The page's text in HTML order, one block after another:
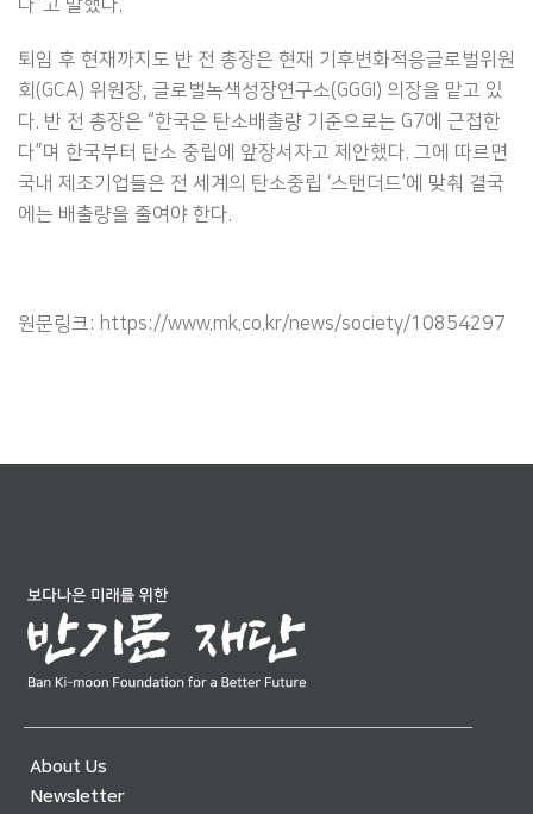
다”고 말했다.
퇴임 후 현재까지도 반 전 총장은 현재 기후변화적응글로벌위원
회(GCA) 위원장, 글로벌녹색성장연구소(GGGI) 의장을 맡고 있
다. 반 전 총장은 “한국은 탄소배출량 기준으로는 G7에 근접한
다”며 한국부터 탄소 중립에 앞장서자고 제안했다. 그에 따르면
국내 제조기업들은 전 세계의 탄소중립 ‘스탠더드’에 맞춰 결국
에는 배출량을 줄여야 한다.
원문링크: https://www.mk.co.kr/news/society/10854297
About Us
Newsletter